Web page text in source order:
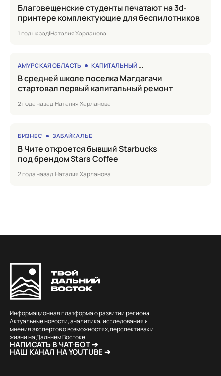
Благовещенские студенты печатают на 3d-
принтере комплектующие для беспилотников
1 год назад|Наталия Харланова
АМУРСКАЯ ОБЛАСТЬ КАПИТАЛЬНЫЙ РЕМОНТ
в средней школе поселка Магдагачи
стартовал первый капитальный ремонт
2 года назад|Наталия Харланова
БИЗНЕС ЗАБАЙКАЛЬЕ
в Чите откроется бывший Starbucks
под брендом Stars Coffee
2 года назад|Наталия Харланова
Информационная платформа о развитии региона.
Актуальные новости, аналитика, исследования и
мнения экспертов о возможностях, перспективах и
жизни на Дальнем Востоке.
НАПИСАТЬ В ЧАТ-БОТ ➔
НАШ КАНАЛ НА YOUTUBE ➔